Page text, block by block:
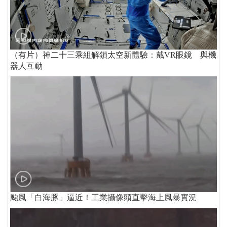
（有片）神二十三乘組解鎖太空新體驗：戴VR眼鏡 與機
器人互動
颱風「白海豚」逼近！工業攝像頭直擊海上風暴實況